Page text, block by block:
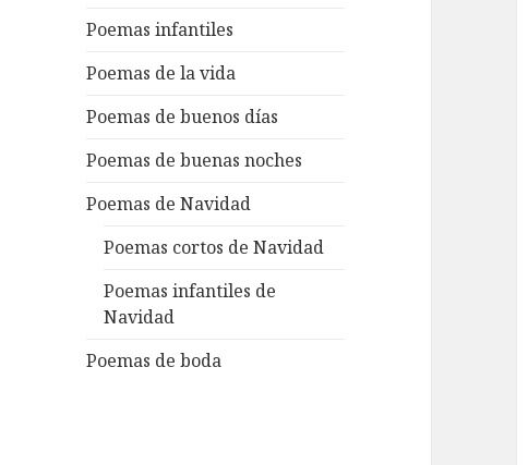
Poemas infantiles
Poemas de la vida
Poemas de buenos días
Poemas de buenas noches
Poemas de Navidad
Poemas cortos de Navidad
Poemas infantiles de
Navidad
Poemas de boda